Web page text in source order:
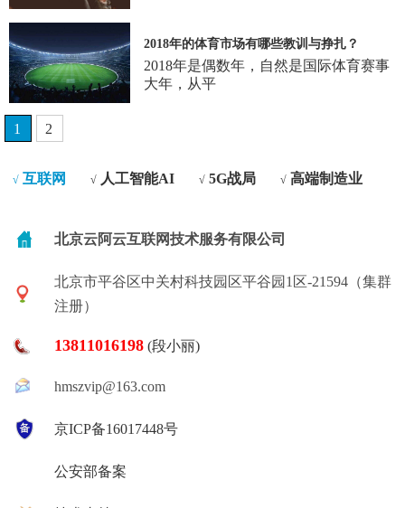
2018年的体育市场有哪些教训与挣扎？
2018年是偶数年，自然是国际体育赛事
大年，从平
1 2
√ 互联网 √ 人工智能AI √ 5G战局 √ 高端制造业
北京云阿云互联网技术服务有限公司
北京市平谷区中关村科技园区平谷园1区-21594（集群
注册）
13811016198 (段小丽)
hmszvip@163.com
京ICP备16017448号
公安部备案